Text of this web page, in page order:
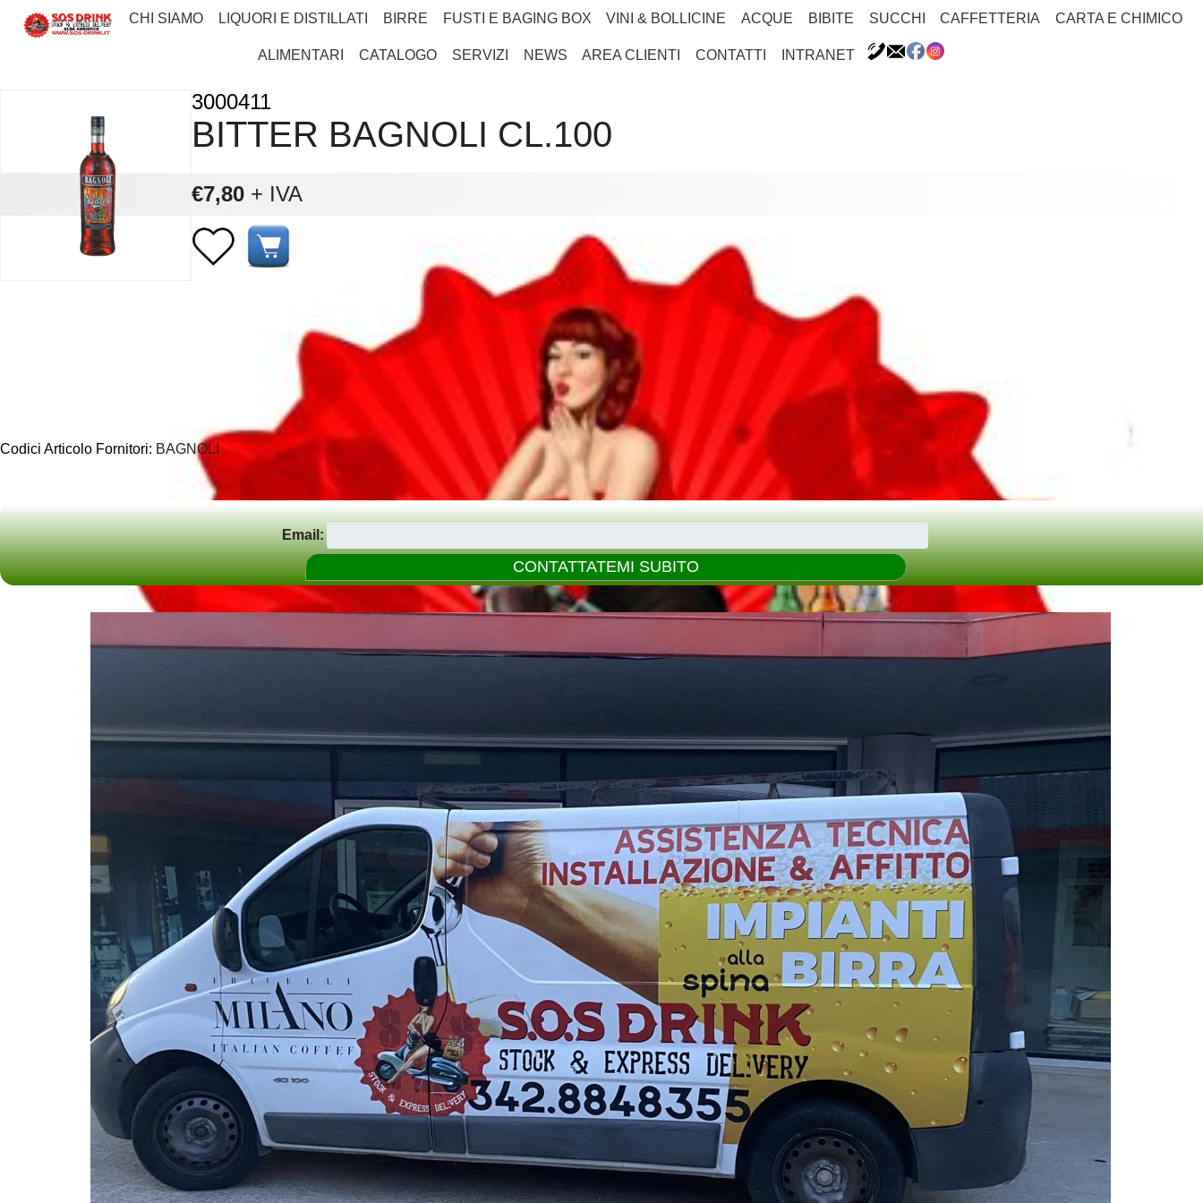
CHI SIAMO LIQUORI E DISTILLATI BIRRE FUSTI E BAGING BOX VINI & BOLLICINE ACQUE BIBITE SUCCHI CAFFETTERIA CARTA E CHIMICO
ALIMENTARI CATALOGO SERVIZI NEWS AREA CLIENTI CONTATTI INTRANET
3000411
BITTER BAGNOLI CL.100
€7,80 + IVA
Codici Articolo Fornitori: BAGNOLI
Email: